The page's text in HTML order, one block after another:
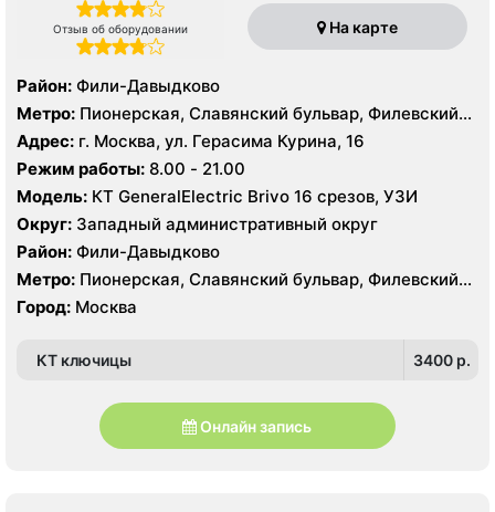
Отзыв об оборудовании На карте
Район: Фили-Давыдково
Метро: Пионерская, Славянский бульвар, Филевский
парк
Адрес: г. Москва, ул. Герасима Курина, 16
Режим работы: 8.00 - 21.00
Модель: КТ GeneralElectric Brivo 16 срезов, УЗИ
Округ: Западный административный округ
Район: Фили-Давыдково
Метро: Пионерская, Славянский бульвар, Филевский
парк
Город: Москва
КТ ключицы 3400 p.
Онлайн запись